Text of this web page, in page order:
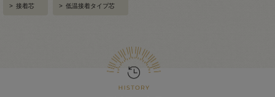
> 接着芯 > 低温接着タイプ芯